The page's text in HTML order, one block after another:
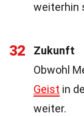
weiterhin
32
Zukunft
Obwohl
Geist in
weiter.